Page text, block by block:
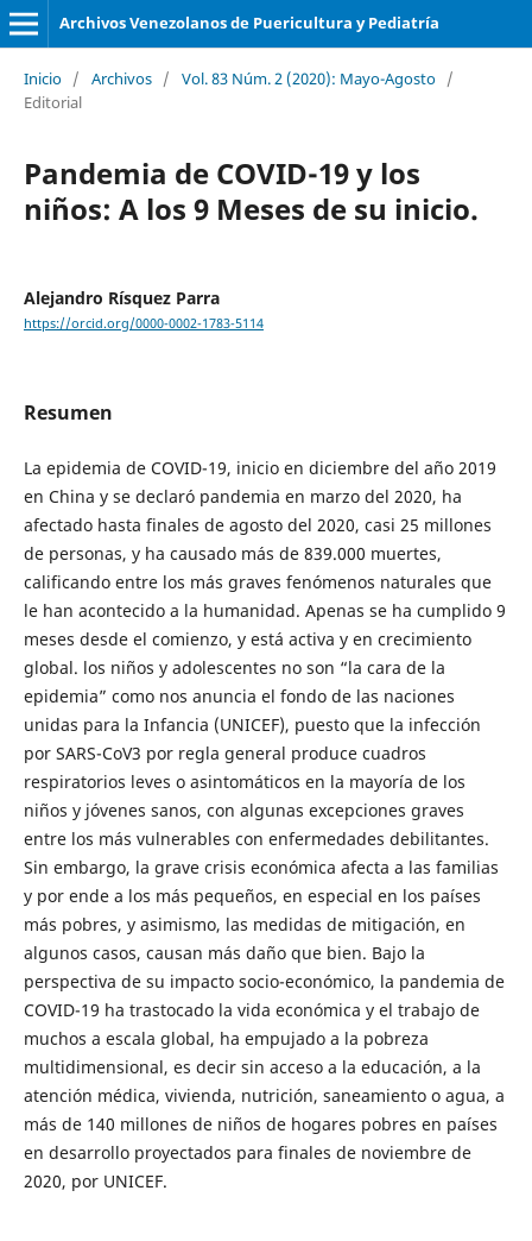
Archivos Venezolanos de Puericultura y Pediatría
Inicio / Archivos / Vol. 83 Núm. 2 (2020): Mayo-Agosto /
Editorial
Pandemia de COVID-19 y los
niños: A los 9 Meses de su inicio.
Alejandro Rísquez Parra
https://orcid.org/0000-0002-1783-5114
Resumen
La epidemia de COVID-19, inicio en diciembre del año 2019
en China y se declaró pandemia en marzo del 2020, ha
afectado hasta finales de agosto del 2020, casi 25 millones
de personas, y ha causado más de 839.000 muertes,
calificando entre los más graves fenómenos naturales que
le han acontecido a la humanidad. Apenas se ha cumplido 9
meses desde el comienzo, y está activa y en crecimiento
global. los niños y adolescentes no son “la cara de la
epidemia” como nos anuncia el fondo de las naciones
unidas para la Infancia (UNICEF), puesto que la infección
por SARS-CoV3 por regla general produce cuadros
respiratorios leves o asintomáticos en la mayoría de los
niños y jóvenes sanos, con algunas excepciones graves
entre los más vulnerables con enfermedades debilitantes.
Sin embargo, la grave crisis económica afecta a las familias
y por ende a los más pequeños, en especial en los países
más pobres, y asimismo, las medidas de mitigación, en
algunos casos, causan más daño que bien. Bajo la
perspectiva de su impacto socio-económico, la pandemia de
COVID-19 ha trastocado la vida económica y el trabajo de
muchos a escala global, ha empujado a la pobreza
multidimensional, es decir sin acceso a la educación, a la
atención médica, vivienda, nutrición, saneamiento o agua, a
más de 140 millones de niños de hogares pobres en países
en desarrollo proyectados para finales de noviembre de
2020, por UNICEF.